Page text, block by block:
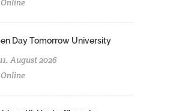
Online
Day Tomorrow University
11. August 2026
Online